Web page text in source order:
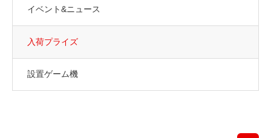
イベント&ニュース
入荷プライズ
設置ゲーム機